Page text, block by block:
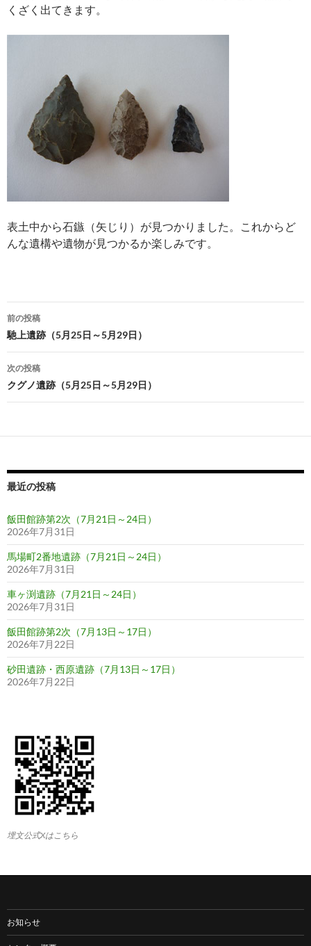
くざく出てきます。
表土中から石鏃（矢じり）が見つかりました。これからど
んな遺構や遺物が見つかるか楽しみです。
投
稿
ナ
ビ
ゲ
ー
ョ
前の投稿
馳上遺跡（5月25日～5月29日）
次の投稿
クグノ遺跡（5月25日～5月29日）
最近の投稿
飯田館跡第2次（7月21日～24日）
2026年7月31日
馬場町2番地遺跡（7月21日～24日）
2026年7月31日
車ヶ渕遺跡（7月21日～24日）
2026年7月31日
飯田館跡第2次（7月13日～17日）
2026年7月22日
砂田遺跡・西原遺跡（7月13日～17日）
2026年7月22日
埋文公式Xはこちら
お知らせ